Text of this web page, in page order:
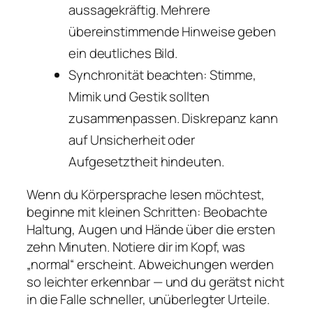
aussagekräftig. Mehrere
übereinstimmende Hinweise geben
ein deutliches Bild.
Synchronität beachten: Stimme,
Mimik und Gestik sollten
zusammenpassen. Diskrepanz kann
auf Unsicherheit oder
Aufgesetztheit hindeuten.
Wenn du Körpersprache lesen möchtest,
beginne mit kleinen Schritten: Beobachte
Haltung, Augen und Hände über die ersten
zehn Minuten. Notiere dir im Kopf, was
„normal“ erscheint. Abweichungen werden
so leichter erkennbar — und du gerätst nicht
in die Falle schneller, unüberlegter Urteile.